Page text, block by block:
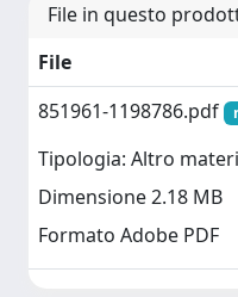
File in questo
File
851961-1198786.pdf
Tipologia: Altro
Dimensione 2.18 MB
Formato Adobe PDF